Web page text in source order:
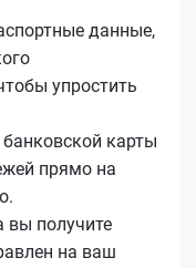
данные,
упростить
карты
прямо на
вы получите
на ваш